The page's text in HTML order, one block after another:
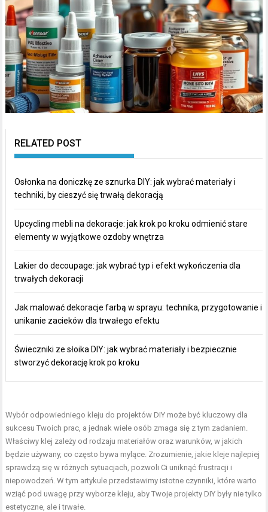
RELATED POST
Osłonka na doniczkę ze sznurka DIY: jak wybrać materiały i
techniki, by cieszyć się trwałą dekoracją
Upcycling mebli na dekoracje: jak krok po kroku odmienić stare
elementy w wyjątkowe ozdoby wnętrza
Lakier do decoupage: jak wybrać typ i efekt wykończenia dla
trwałych dekoracji
Jak malować dekoracje farbą w sprayu: technika, przygotowanie i
unikanie zacieków dla trwałego efektu
Świeczniki ze słoika DIY: jak wybrać materiały i bezpiecznie
stworzyć dekorację krok po kroku
Wybór odpowiedniego kleju do projektów DIY może być kluczowy dla
sukcesu Twoich prac, a jednak wiele osób zmaga się z tym zadaniem.
Właściwy klej zależy od rodzaju materiałów oraz warunków, w jakich
będzie używany, co często bywa mylące. Zrozumienie, jakie kleje najlepiej
sprawdzą się w różnych sytuacjach, pozwoli Ci uniknąć frustracji i
niepowodzeń. W tym artykule przedstawimy istotne czynniki, które warto
wziąć pod uwagę przy wyborze kleju, aby Twoje projekty DIY były nie tylko
estetyczne, ale i trwałe.